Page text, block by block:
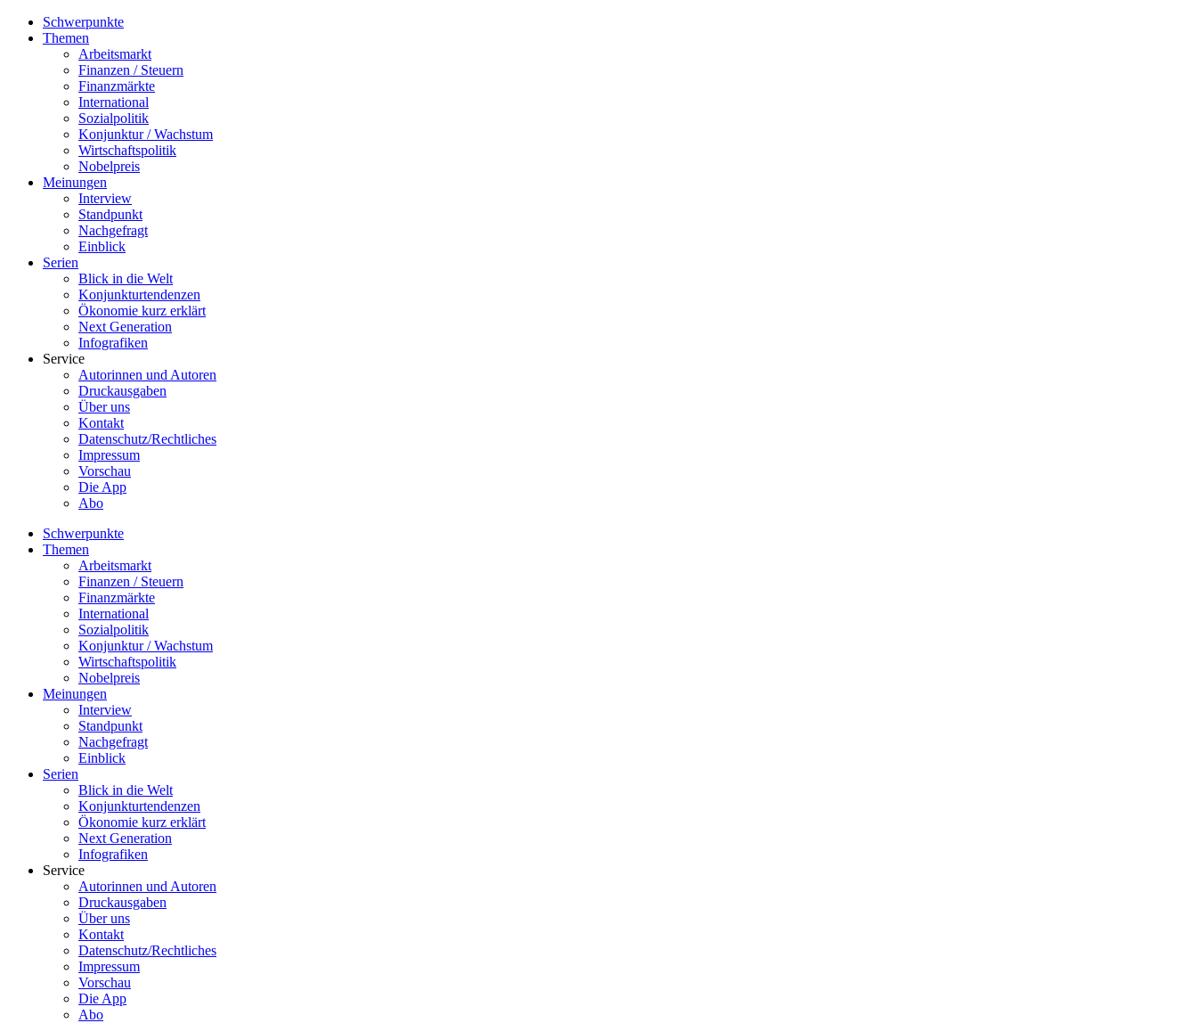
Schwerpunkte
Themen
Arbeitsmarkt
Finanzen / Steuern
Finanzmärkte
International
Sozialpolitik
Konjunktur / Wachstum
Wirtschaftspolitik
Nobelpreis
Meinungen
Interview
Standpunkt
Nachgefragt
Einblick
Serien
Blick in die Welt
Konjunkturtendenzen
Ökonomie kurz erklärt
Next Generation
Infografiken
Service
Autorinnen und Autoren
Druckausgaben
Über uns
Kontakt
Datenschutz/Rechtliches
Impressum
Vorschau
Die App
Abo
Schwerpunkte
Themen
Arbeitsmarkt
Finanzen / Steuern
Finanzmärkte
International
Sozialpolitik
Konjunktur / Wachstum
Wirtschaftspolitik
Nobelpreis
Meinungen
Interview
Standpunkt
Nachgefragt
Einblick
Serien
Blick in die Welt
Konjunkturtendenzen
Ökonomie kurz erklärt
Next Generation
Infografiken
Service
Autorinnen und Autoren
Druckausgaben
Über uns
Kontakt
Datenschutz/Rechtliches
Impressum
Vorschau
Die App
Abo